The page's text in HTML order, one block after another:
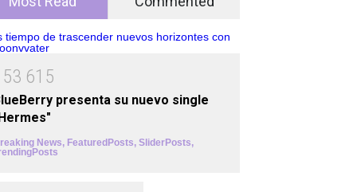
53 61 5
presenta su nuevo single
News, FeaturedPosts, SliderPosts,